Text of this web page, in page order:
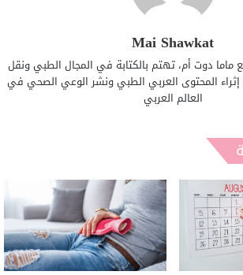
Mai Shawkat
دوت أم، تهتم بالكتابة في المجال الطبي ونقل
إثراء المحتوى العربي الطبي ونشر الوعي الصحي في
العالم العربي